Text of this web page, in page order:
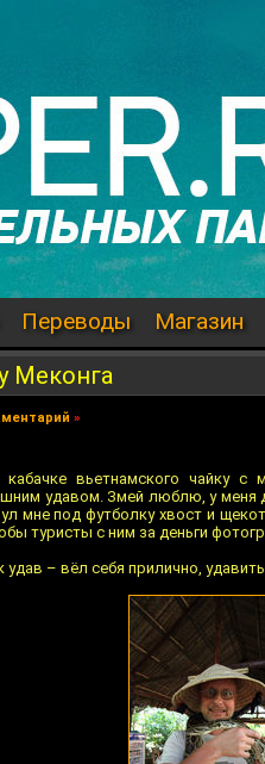
Переводы Магазин
Меконга
»
вьетнамского чайку
удавом. Змей люблю, у меня
мне под футболку хвост и
туристы с ним за деньги
удав – вёл себя прилично,